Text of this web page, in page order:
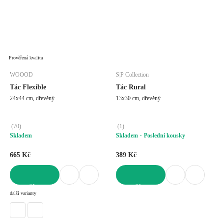
Prověřená kvalita
WOOOD
Tác Flexible
24x44 cm, dřevěný
(70)
Skladem
665 Kč
další varianty
S|P Collection
Tác Rural
13x30 cm, dřevěný
(1)
Skladem
Poslední kousky
389 Kč